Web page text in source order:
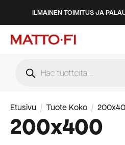
ILMAINEN TOIMITUS JA
search
Etusivu Tuote Koko
200x400